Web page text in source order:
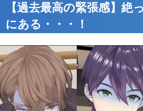
【過去最高の緊張感】
にある・・・！